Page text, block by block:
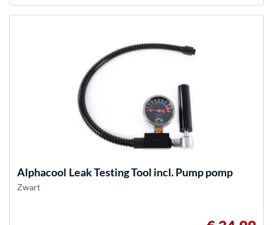
Alphacool Leak Testing Tool incl. Pump pomp
Zwart